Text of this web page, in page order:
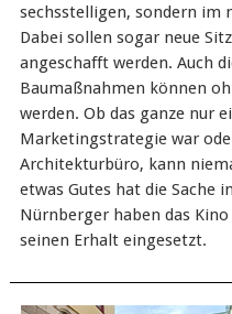
sechsstelligen, sondern im
Dabei sollen sogar neue
angeschafft werden. Auch
Baumaßnahmen können
werden. Ob das ganze nur
Marketingstrategie war
Architekturbüro, kann
etwas Gutes hat die Sache
Nürnberger haben das
seinen Erhalt eingesetzt.